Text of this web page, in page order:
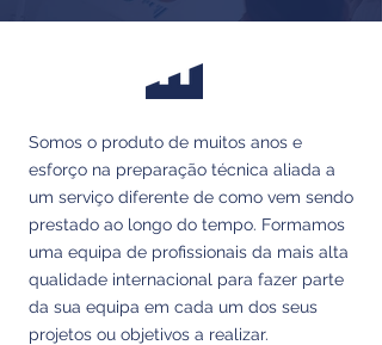
Somos o produto de muitos anos e
esforço na preparação técnica aliada a
um serviço diferente de como vem sendo
prestado ao longo do tempo. Formamos
uma equipa de profissionais da mais alta
qualidade internacional para fazer parte
da sua equipa em cada um dos seus
projetos ou objetivos a realizar.